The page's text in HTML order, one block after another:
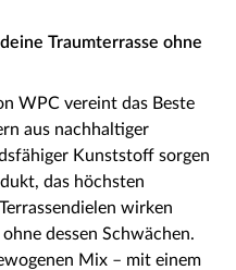
Traumterrasse ohne
WPC vereint das Beste
aus nachhaltiger
Kunststoff sorgen
das höchsten
wirken
dessen Schwächen.
Mix – mit einem